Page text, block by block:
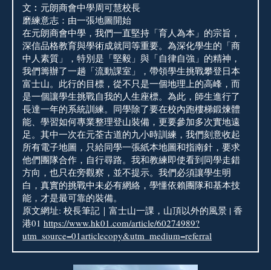
文︰元朗商會中學周可慧校長
磨練意志：由一張地圖開始
在元朗商會中學，我們一直堅持「育人為本」的宗旨，
深信品格教育與學術成就同等重要。為深化學生的「商
中人素質」，特別是「堅毅」與「自律自強」的精神，
我們籌辦了一趟「流動課室」，帶領學生挑戰攀登日本
富士山。此行的目標，從不只是一個地理上的高峰，而
是一個讓學生挑戰自我的人生座標。為此，師生進行了
長達一年的系統訓練。同學除了要在校內跑樓梯鍛煉體
能、學習如何專業整理登山裝備，更要參加多次實地遠
足。其中一次在元荃古道的九小時訓練，我們刻意收起
所有電子地圖，只給同學一張紙本地圖和指南針，要求
他們團隊合作，自行尋路。我和教練即使看到同學走錯
方向，也只在旁觀察，並不提示。我們必須讓學生明
白，真實的挑戰中未必有網絡，學懂依賴團隊和基本技
能，才是最可靠的裝備。
原文網址: 校長筆記｜富士山一課，山頂以外的風景 | 香
港01 https://www.hk01.com/article/60274989?
utm_source=01articlecopy&utm_medium=referral